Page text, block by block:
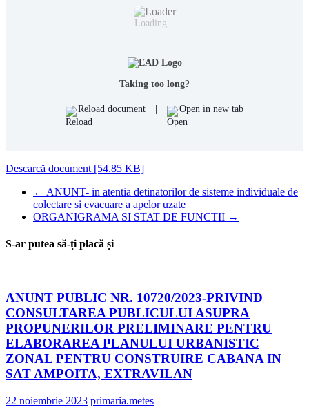
Loading...
Taking too long?
Reload document Open in new tab
Descarcă document [54.85 KB]
← ANUNT- in atentia detinatorilor de sisteme individuale de
colectare si evacuare a apelor uzate
ORGANIGRAMA SI STAT DE FUNCTII →
S-ar putea să-ți placă și
ANUNT PUBLIC NR. 10720/2023-PRIVIND
CONSULTAREA PUBLICULUI ASUPRA
PROPUNERILOR PRELIMINARE PENTRU
ELABORAREA PLANULUI URBANISTIC
ZONAL PENTRU CONSTRUIRE CABANA IN
SAT AMPOITA, EXTRAVILAN
22 noiembrie 2023 primaria.metes